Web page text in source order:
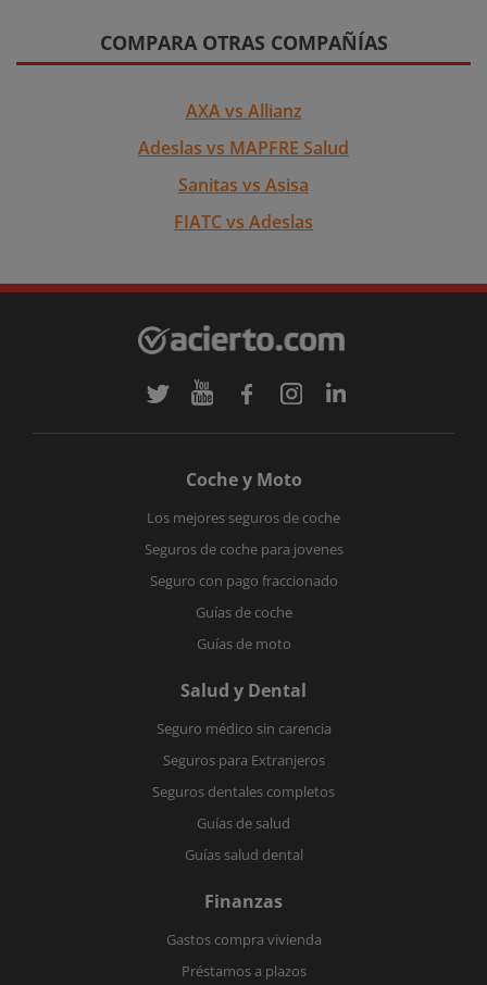
COMPARA OTRAS COMPAÑÍAS
AXA vs Allianz
Adeslas vs MAPFRE Salud
Sanitas vs Asisa
FIATC vs Adeslas
Coche y Moto
Los mejores seguros de coche
Seguros de coche para jovenes
Seguro con pago fraccionado
Guías de coche
Guías de moto
Salud y Dental
Seguro médico sin carencia
Seguros para Extranjeros
Seguros dentales completos
Guías de salud
Guías salud dental
Finanzas
Gastos compra vivienda
Préstamos a plazos